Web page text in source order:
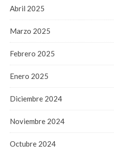
Abril 2025
Marzo 2025
Febrero 2025
Enero 2025
Diciembre 2024
Noviembre 2024
Octubre 2024